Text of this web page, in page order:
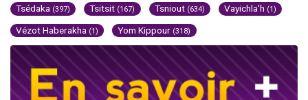
Tsédaka (397) Tsitsit (167) Tsniout (634) Vayichla'h (1)
Vézot Haberakha (1) Yom Kippour (318)